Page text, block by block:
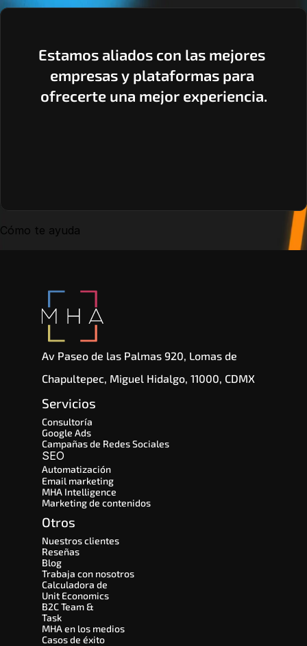
Cómo te ayuda
Estamos aliados con las mejores
empresas y plataformas para
ofrecerte una mejor experiencia.
Av Paseo de las Palmas 920, Lomas de
Chapultepec, Miguel Hidalgo, 11000, CDMX
Servicios
Consultoría
Google Ads
Campañas de Redes Sociales
Automatización
Email marketing
MHA Intelligence
Marketing de contenidos
Otros
Nuestros clientes
Reseñas
Blog
Trabaja con nosotros
Calculadora de
Unit Economics
B2C Team &
Task
MHA en los medios
Casos de éxito